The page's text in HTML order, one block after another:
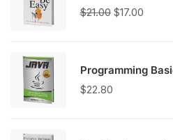
$21.00 O
$21.00.
$17.00
Programming
$22.80